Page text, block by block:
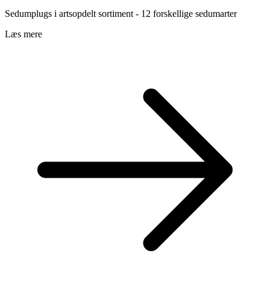
Sedumplugs i artsopdelt sortiment - 12 forskellige sedumarter
Læs mere